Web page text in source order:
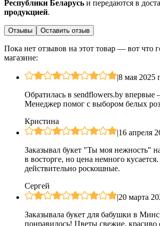
Республики Беларусь и передаются в
продукцией.
Отзывы Оставить отзыв
Пока нет отзывов на этот товар — вот что
магазине:
|8 мая 2025
Обратилась в sendflowers.by впервые
Менеджер помог с выбором белых
Кристина
|16 апреля
Заказывал букет "Ты моя нежность"
в восторге, но цена немного
действительно роскошные.
Сергей
|20 марта
Заказывала букет для бабушки в
понравилось! Цветы свежие,